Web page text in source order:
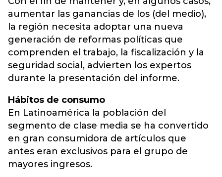
aumentar las ganancias de los (del medio),
la región necesita adoptar una nueva
generación de reformas políticas que
comprenden el trabajo, la fiscalización y la
seguridad social, advierten los expertos
durante la presentación del informe.
Hábitos de consumo
En Latinoamérica la población del
segmento de clase media se ha convertido
en gran consumidora de artículos que
antes eran exclusivos para el grupo de
mayores ingresos.